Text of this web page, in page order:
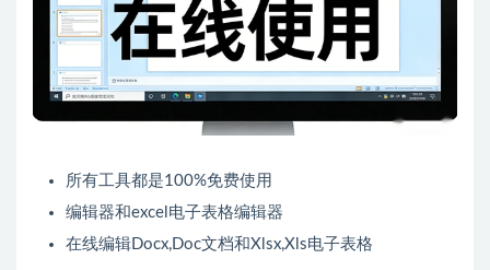
所有工具都是100%免费使用
编辑器和excel电子表格编辑器
在线编辑Docx,Doc文档和Xlsx,Xls电子表格